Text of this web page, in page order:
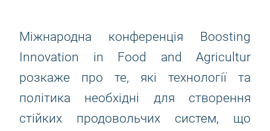
Міжнародна конференція Boosting
Innovation in Food and Agricultur
розкаже про те, які технології та
політика необхідні для створення
стійких продовольчих систем, що